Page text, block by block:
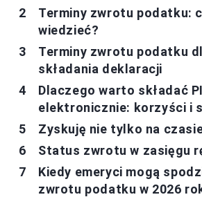
Terminy zwrotu podatku:
wiedzieć?
Terminy zwrotu podatku
składania deklaracji
Dlaczego warto składać
elektronicznie: korzyści i
Zyskuję nie tylko na
Status zwrotu w zasięgu
Kiedy emeryci mogą
zwrotu podatku w 2026